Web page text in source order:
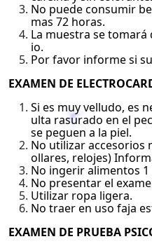
No puede consumir
mas 72 horas.
La muestra se
io.
Por favor informe si
EXAMEN DE
Si es muy velludo, es
ulta rasurado en el
se peguen a la piel.
No utilizar accesorios
ollares, relojes)
No ingerir alimentos
No presentar el
Utilizar ropa ligera.
No traer en uso faja
EXAMEN DE PRUEBA